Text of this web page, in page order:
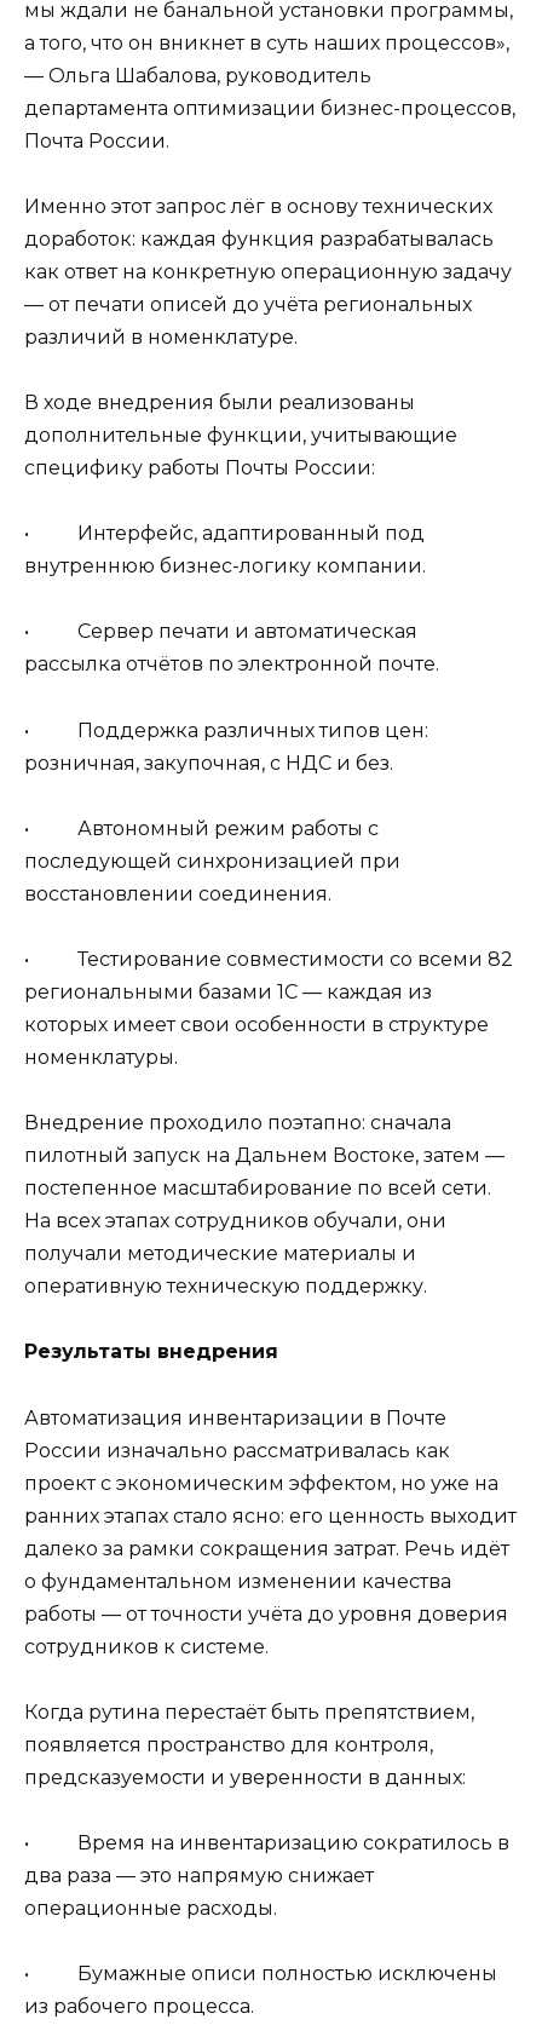
мы ждали не банальной установки программы,
а того, что он вникнет в суть наших процессов»,
— Ольга Шабалова, руководитель
департамента оптимизации бизнес-процессов,
Почта России.
Именно этот запрос лёг в основу технических
доработок: каждая функция разрабатывалась
как ответ на конкретную операционную задачу
— от печати описей до учёта региональных
различий в номенклатуре.
В ходе внедрения были реализованы
дополнительные функции, учитывающие
специфику работы Почты России:
• Интерфейс, адаптированный под
внутреннюю бизнес-логику компании.
• Сервер печати и автоматическая
рассылка отчётов по электронной почте.
• Поддержка различных типов цен:
розничная, закупочная, с НДС и без.
• Автономный режим работы с
последующей синхронизацией при
восстановлении соединения.
• Тестирование совместимости со всеми 82
региональными базами 1С — каждая из
которых имеет свои особенности в структуре
номенклатуры.
Внедрение проходило поэтапно: сначала
пилотный запуск на Дальнем Востоке, затем —
постепенное масштабирование по всей сети.
На всех этапах сотрудников обучали, они
получали методические материалы и
оперативную техническую поддержку.
Результаты внедрения
Автоматизация инвентаризации в Почте
России изначально рассматривалась как
проект с экономическим эффектом, но уже на
ранних этапах стало ясно: его ценность выходит
далеко за рамки сокращения затрат. Речь идёт
о фундаментальном изменении качества
работы — от точности учёта до уровня доверия
сотрудников к системе.
Когда рутина перестаёт быть препятствием,
появляется пространство для контроля,
предсказуемости и уверенности в данных:
• Время на инвентаризацию сократилось в
два раза — это напрямую снижает
операционные расходы.
• Бумажные описи полностью исключены
из рабочего процесса.